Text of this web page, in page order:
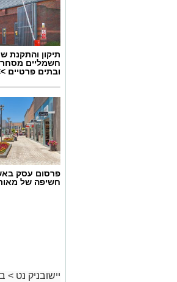
תיקון והתקנת
חשמליים
ובתים פרטיים
פרסום עסק
חשיפה של
יישובניק נט >